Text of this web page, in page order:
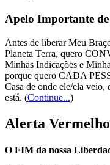
Apelo Importante
Antes de liberar Meu
Planeta Terra, quero
Minhas Indicações e
porque quero CADA
Casa de onde ele/ela veio,
está. (Continue...)
Alerta Vermelho
O FIM da nossa